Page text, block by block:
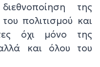
της
πολιτισμού και
όχι μόνο της
και όλου του